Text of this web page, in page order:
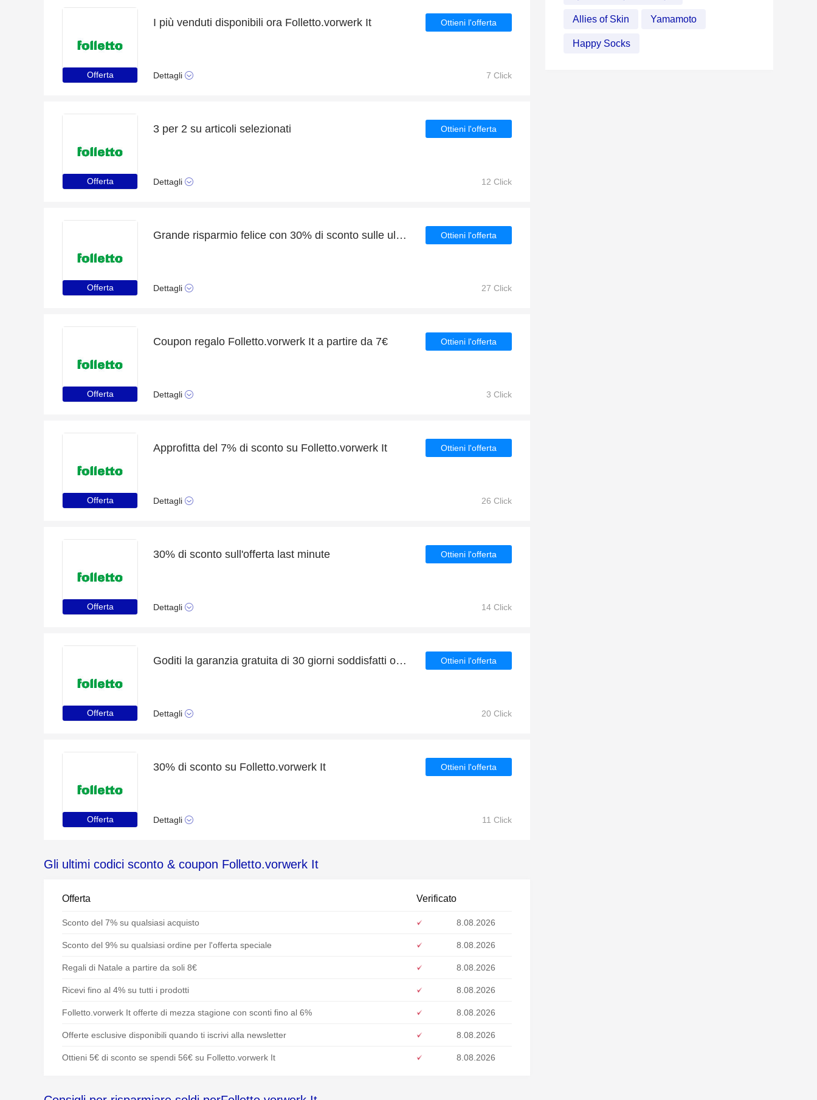
Offerta
I più venduti disponibili ora Folletto.vorwerk It
Dettagli
Ottieni l'offerta
7 Click
Offerta
3 per 2 su articoli selezionati
Dettagli
Ottieni l'offerta
12 Click
Offerta
Grande risparmio felice con 30% di sconto sulle ultime offerte
Dettagli
Ottieni l'offerta
27 Click
Offerta
Coupon regalo Folletto.vorwerk It a partire da 7€
Dettagli
Ottieni l'offerta
3 Click
Offerta
Approfitta del 7% di sconto su Folletto.vorwerk It
Dettagli
Ottieni l'offerta
26 Click
Offerta
30% di sconto sull'offerta last minute
Dettagli
Ottieni l'offerta
14 Click
Offerta
Goditi la garanzia gratuita di 30 giorni soddisfatti o rimborsati
Dettagli
Ottieni l'offerta
20 Click
Offerta
30% di sconto su Folletto.vorwerk It
Dettagli
Ottieni l'offerta
11 Click
Gli ultimi codici sconto & coupon Folletto.vorwerk It
Offerta Verificato
Sconto del 7% su qualsiasi acquisto 8.08.2026
Sconto del 9% su qualsiasi ordine per l'offerta speciale 8.08.2026
Regali di Natale a partire da soli 8€ 8.08.2026
Ricevi fino al 4% su tutti i prodotti 8.08.2026
Folletto.vorwerk It offerte di mezza stagione con sconti fino al 6% 8.08.2026
Offerte esclusive disponibili quando ti iscrivi alla newsletter 8.08.2026
Ottieni 5€ di sconto se spendi 56€ su Folletto.vorwerk It 8.08.2026
Allies of Skin Yamamoto
Happy Socks